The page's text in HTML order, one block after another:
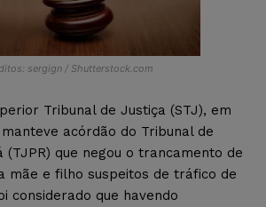
sergign / Shutterstock.com
Tribunal de Justiça (STJ), em
acórdão do Tribunal de
(TJPR) que negou o trancamento de
mãe e filho suspeitos de tráfico de
considerado que havendo